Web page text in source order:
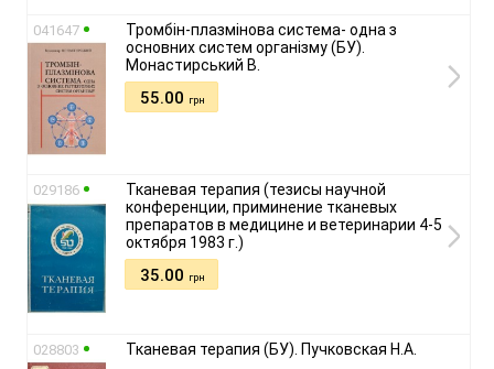
041647
Тромбін-плазмінова система- одна з
основних систем організму (БУ).
Монастирський В.
55.00 грн
029186
Тканевая терапия (тезисы научной
конференции, приминение тканевых
препаратов в медицине и ветеринарии 4-5
октября 1983 г.)
35.00 грн
028803 Тканевая терапия (БУ). Пучковская Н.А.